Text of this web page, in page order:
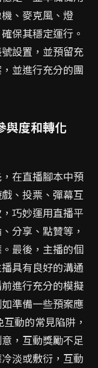
、麥克風、燈
保其穩定運行。
設置，並預留充
並進行充分的團
與度和轉化
在直播腳本中預
、投票、彈幕互
巧妙運用直播平
分享、點贊等，
最後，主播的個
具有良好的溝通
進行充分的模擬
準備一些預案應
動的常見陷阱，
，互動獎勵不足
淡或敷衍，互動